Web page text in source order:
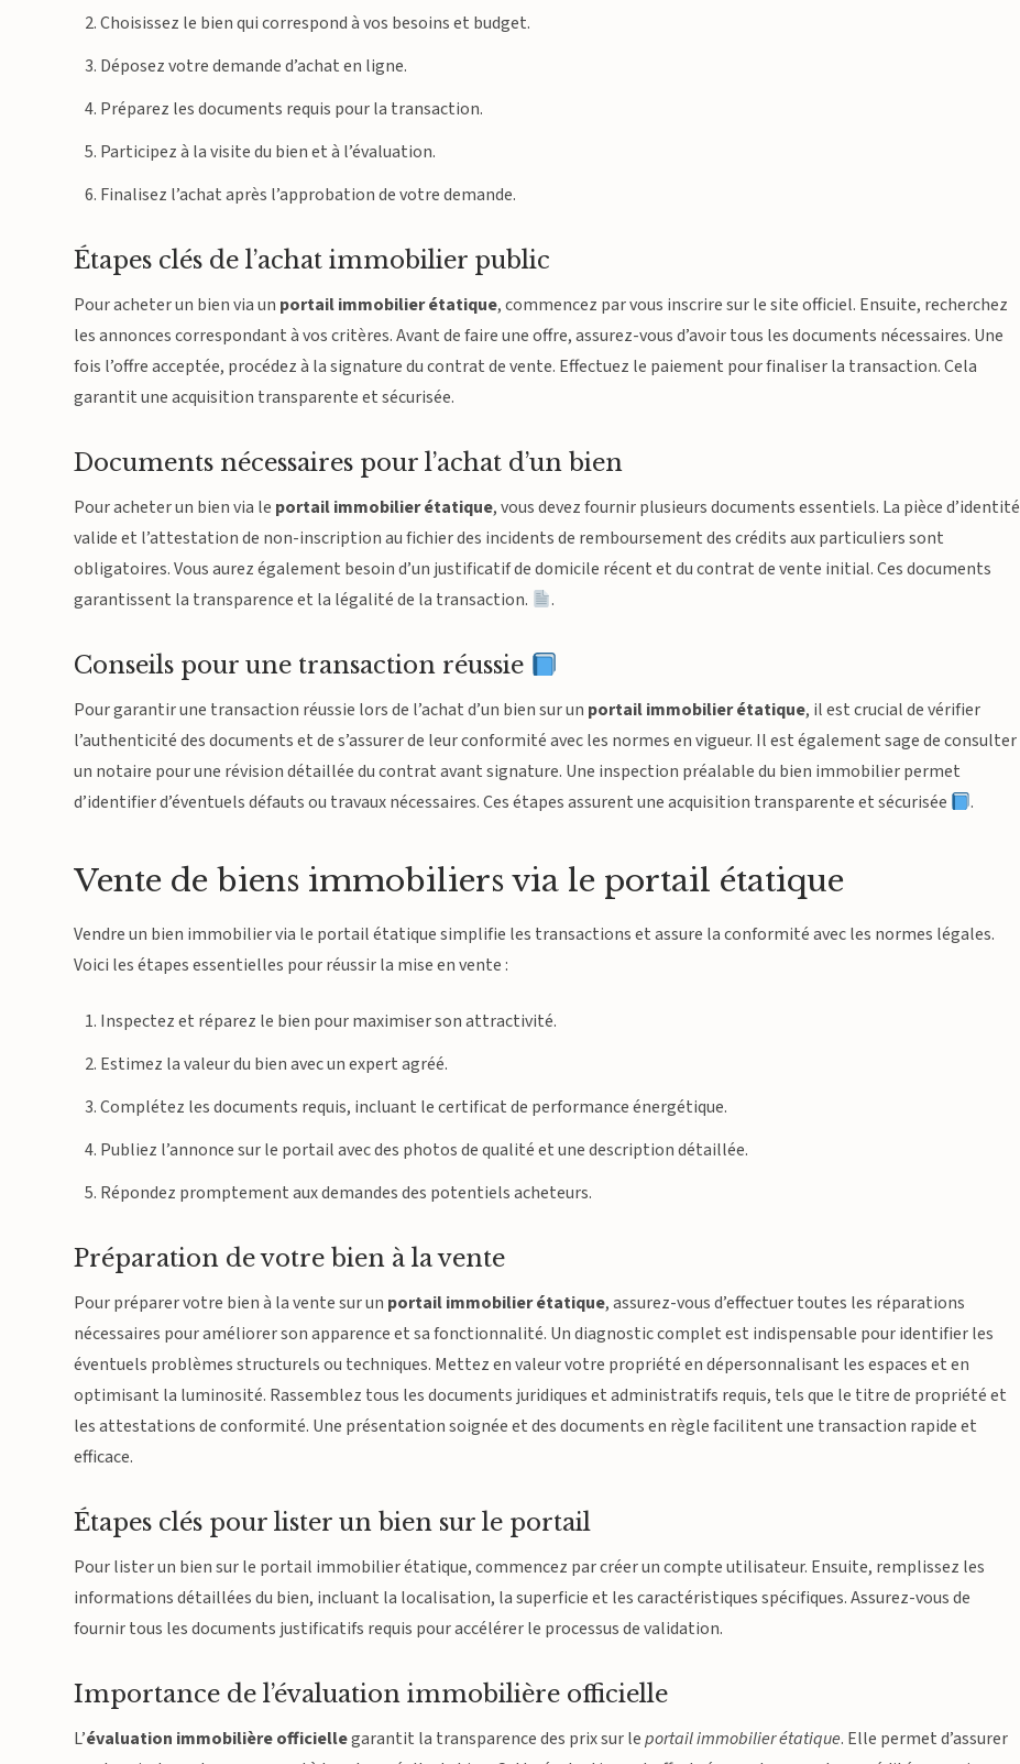
Choisissez le bien qui correspond à vos besoins et budget.
Déposez votre demande d’achat en ligne.
Préparez les documents requis pour la transaction.
Participez à la visite du bien et à l’évaluation.
Finalisez l’achat après l’approbation de votre demande.
Étapes clés de l’achat immobilier public
Pour acheter un bien via un portail immobilier étatique, commencez par vous inscrire sur le site officiel. Ensuite, recherchez
les annonces correspondant à vos critères. Avant de faire une offre, assurez-vous d’avoir tous les documents nécessaires. Une
fois l’offre acceptée, procédez à la signature du contrat de vente. Effectuez le paiement pour finaliser la transaction. Cela
garantit une acquisition transparente et sécurisée.
Documents nécessaires pour l’achat d’un bien
Pour acheter un bien via le portail immobilier étatique, vous devez fournir plusieurs documents essentiels. La pièce d’identité
valide et l’attestation de non-inscription au fichier des incidents de remboursement des crédits aux particuliers sont
obligatoires. Vous aurez également besoin d’un justificatif de domicile récent et du contrat de vente initial. Ces documents
garantissent la transparence et la légalité de la transaction.
.
Conseils pour une transaction réussie
Pour garantir une transaction réussie lors de l’achat d’un bien sur un portail immobilier étatique, il est crucial de vérifier
l’authenticité des documents et de s’assurer de leur conformité avec les normes en vigueur. Il est également sage de consulter
un notaire pour une révision détaillée du contrat avant signature. Une inspection préalable du bien immobilier permet
d’identifier d’éventuels défauts ou travaux nécessaires. Ces étapes assurent une acquisition transparente et sécurisée
.
Vente de biens immobiliers via le portail étatique
Vendre un bien immobilier via le portail étatique simplifie les transactions et assure la conformité avec les normes légales.
Voici les étapes essentielles pour réussir la mise en vente :
Inspectez et réparez le bien pour maximiser son attractivité.
Estimez la valeur du bien avec un expert agréé.
Complétez les documents requis, incluant le certificat de performance énergétique.
Publiez l’annonce sur le portail avec des photos de qualité et une description détaillée.
Répondez promptement aux demandes des potentiels acheteurs.
Préparation de votre bien à la vente
Pour préparer votre bien à la vente sur un portail immobilier étatique, assurez-vous d’effectuer toutes les réparations
nécessaires pour améliorer son apparence et sa fonctionnalité. Un diagnostic complet est indispensable pour identifier les
éventuels problèmes structurels ou techniques. Mettez en valeur votre propriété en dépersonnalisant les espaces et en
optimisant la luminosité. Rassemblez tous les documents juridiques et administratifs requis, tels que le titre de propriété et
les attestations de conformité. Une présentation soignée et des documents en règle facilitent une transaction rapide et
efficace.
Étapes clés pour lister un bien sur le portail
Pour lister un bien sur le portail immobilier étatique, commencez par créer un compte utilisateur. Ensuite, remplissez les
informations détaillées du bien, incluant la localisation, la superficie et les caractéristiques spécifiques. Assurez-vous de
fournir tous les documents justificatifs requis pour accélérer le processus de validation.
Importance de l’évaluation immobilière officielle
L’évaluation immobilière officiellegarantit la transparence des prix sur leportail immobilier étatique. Elle permet d’assurer